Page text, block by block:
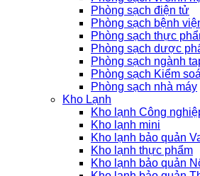
Phòng sạch điện tử
Phòng sạch bệnh
Phòng sạch thực
Phòng sạch dược
Phòng sạch ngành
Phòng sạch Kiểm
Phòng sạch nhà máy
Kho Lạnh
Kho lạnh Công
Kho lạnh mini
Kho lạnh bảo quản
Kho lạnh thực phẩm
Kho lạnh bảo quản